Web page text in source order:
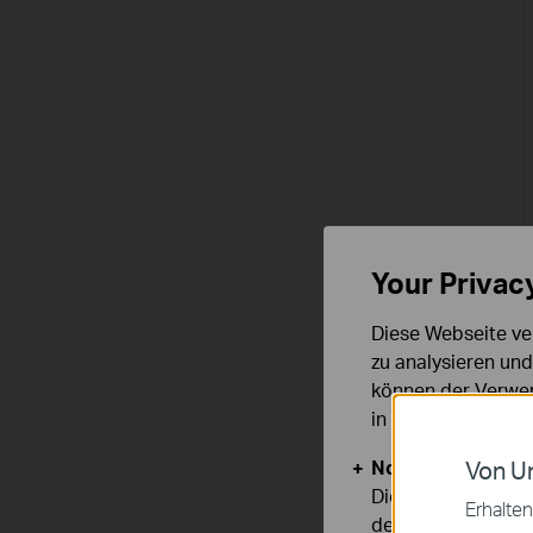
Von
Your
Diese Webseite
zu analysieren
können der
in unseren
Notwendige
Diese Cookies
deaktiviert werden.